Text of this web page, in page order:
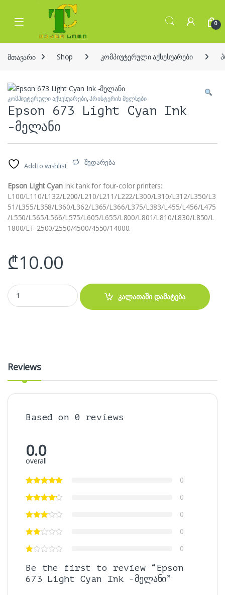
Skip to navigation
Skip to content
Open 0
მთავარი Shop კომპიუტერული აქსესუარები
კომპიუტერული აქსესუარები,პრინტერის მელნები
Epson 673 Light Cyan Ink
-მელანი
Add to wishlist შედარება
Epson Light Cyan Ink tank for four-color printers:
L100/L110/L132/L200/L210/L211/L222/L300/L310/L312/L350/L3
51/L355/L358/L360/L362/L365/L366/L375/L383/L455/L456/L475
/L550/L565/L566/L575/L605/L655/L800/L801/L810/L830/L850/L
1800/ET-2500/2550/4500/4550/14000.
₾10.00
Epson 673 Light Cyan Ink -მელანი quantity
კალათაში დამატება
Reviews
Based on 0 reviews
0.0
overall
0
0
0
0
0
Be the first to review “Epson
673 Light Cyan Ink -მელანი”